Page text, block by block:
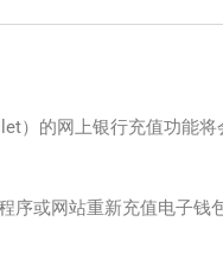
）的网上银行充值功能
序或网站重新充值电子钱